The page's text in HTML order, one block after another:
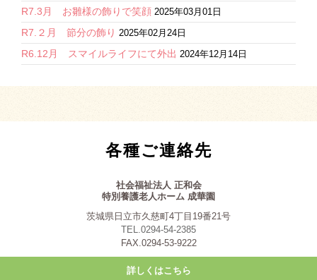
R7.3月 お雛様の飾りで笑顔 2025年03月01日
R7.２月 節分の飾り 2025年02月24日
R6.12月 スマイルライフにて外出 2024年12月14日
各種ご連絡先
社会福祉法人 正和会
特別養護老人ホーム 成華園
茨城県日立市久慈町4丁目19番21号
TEL.0294-54-2385
FAX.0294-53-9222
詳しくはこちら